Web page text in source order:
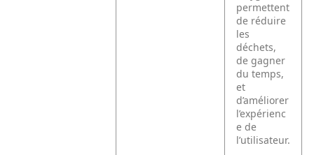
permettent
de réduire
les
déchets,
de gagner
du temps,
et
d’améliorer
l’expérienc
e de
l’utilisateur.